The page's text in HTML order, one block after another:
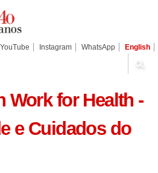
YouTube Instagram WhatsApp English
Work for Health -
e Cuidados do